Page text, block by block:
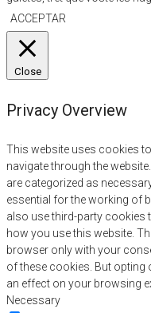
ACCEPTAR
Close
Privacy Overview
This website uses cookies
navigate through the
are categorized as
essential for the working of
also use third-party cookies
how you use this website.
browser only with your
of these cookies. But
an effect on your browsing
Necessary